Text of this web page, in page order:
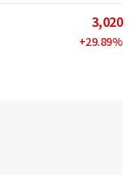
3,020
+29.89%